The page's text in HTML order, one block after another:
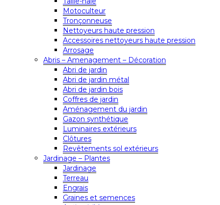
Motoculteur
Tronçonneuse
Nettoyeurs haute pression
Accessoires nettoyeurs haute pression
Arrosage
Abris – Amenagement – Décoration
Abri de jardin
Abri de jardin métal
Abri de jardin bois
Coffres de jardin
Aménagement du jardin
Gazon synthétique
Luminaires extérieurs
Clôtures
Revêtements sol extérieurs
Jardinage – Plantes
Jardinage
Terreau
Engrais
Graines et semences